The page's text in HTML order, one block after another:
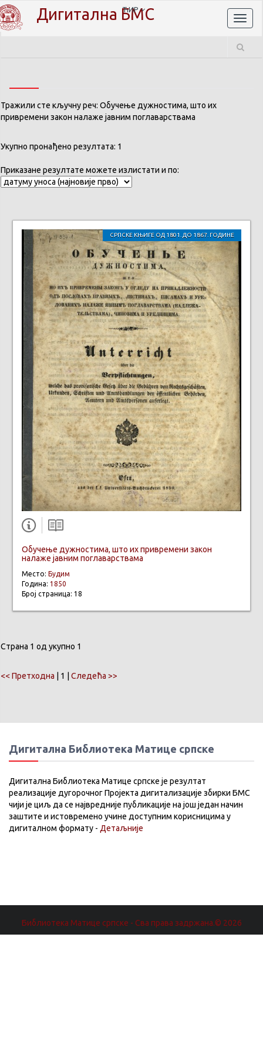
Дигитална БМС
ЋИР
Тражили сте кључну реч: Обучење дужностима, што их
привремени закон налаже јавним поглаварствама
Укупно пронађено резултата: 1
Приказане резултате можете излистати и по:
СРПСКЕ КЊИГЕ ОД 1801. ДО 1867. ГОДИНЕ
Обучење дужностима, што их привремени закон
налаже јавним поглаварствама
Место: Будим
Година: 1850
Број страница: 18
Страна 1 од укупно 1
<< Претходна | 1 | Следећа >>
Дигитална Библиотека Матице српске
Дигитална Библиотека Матице српске је резултат
реализације дугорочног Пројекта дигитализације збирки БМС
чији је циљ да се највредније публикације на још један начин
заштите и истовремено учине доступним корисницима у
дигиталном формату - Детаљније
Библиотека Матице српске - Сва права задржана.© 2026